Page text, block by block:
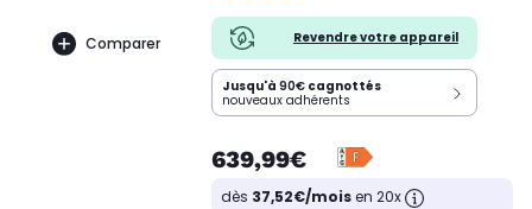
Comparer Revendre votre appareil
Jusqu'à 90€ cagnottés
nouveaux adhérents
639,99€
dès 37,52€/moisen 20x